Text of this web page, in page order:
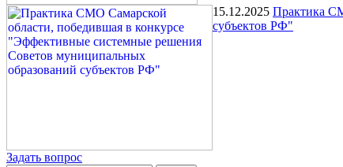
15.12.2025 Практика
субъектов РФ"
Задать вопрос